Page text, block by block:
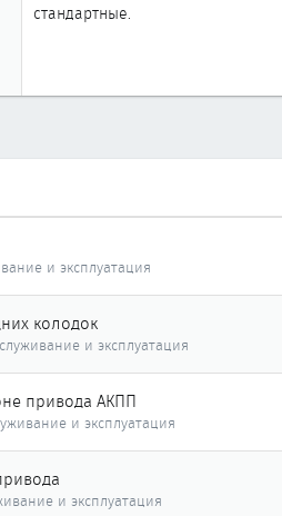
стандартные.
и эксплуатация
колодок
и эксплуатация
привода АКПП
и эксплуатация
и эксплуатация